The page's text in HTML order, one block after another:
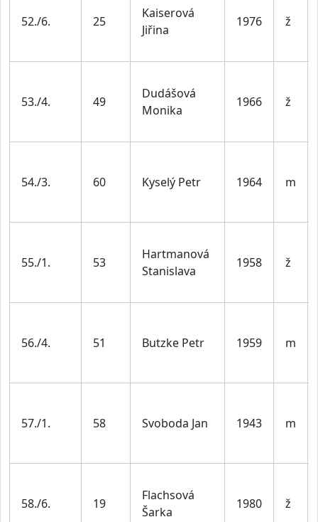
52./6. 25
Kaiserová
Jiřina
1976 ž
53./4. 49
Dudášová
Monika
1966 ž
54./3. 60 Kyselý Petr 1964 m
55./1. 53
Hartmanová
Stanislava
1958 ž
56./4. 51 Butzke Petr 1959 m
57./1. 58 Svoboda Jan 1943 m
58./6. 19
Flachsová
Šarka
1980 ž